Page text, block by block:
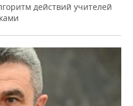
действий учителей